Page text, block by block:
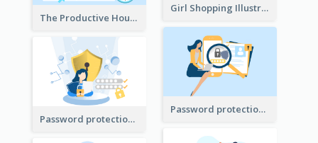
Girl Shopping Illustration
The Productive Hours
Password protection Illustration 2
Password protection Illustration